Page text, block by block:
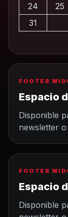
24
25
31
FOOTER
Espacio
Disponible
newsletter
FOOTER
Espacio
Disponible